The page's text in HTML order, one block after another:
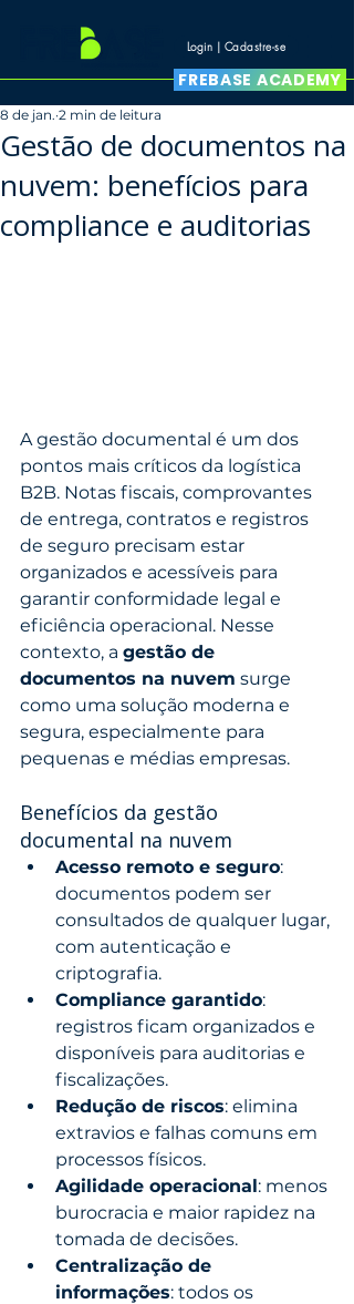
Login | Cadastre-se
FREBASE ACADEMY
Gestão de documentos na
nuvem: benefícios para
compliance e auditorias
8 de jan. 2 min de leitura
A gestão documental é um dos
pontos mais críticos da logística
B2B. Notas fiscais, comprovantes
de entrega, contratos e registros
de seguro precisam estar
organizados e acessíveis para
garantir conformidade legal e
eficiência operacional. Nesse
contexto, a gestão de
documentos na nuvem surge
como uma solução moderna e
segura, especialmente para
pequenas e médias empresas.
Benefícios da gestão
documental na nuvem
Acesso remoto e seguro:
documentos podem ser
consultados de qualquer lugar,
com autenticação e
criptografia.
Compliance garantido:
registros ficam organizados e
disponíveis para auditorias e
fiscalizações.
Redução de riscos: elimina
extravios e falhas comuns em
processos físicos.
Agilidade operacional: menos
burocracia e maior rapidez na
tomada de decisões.
Centralização de
informações: todos os